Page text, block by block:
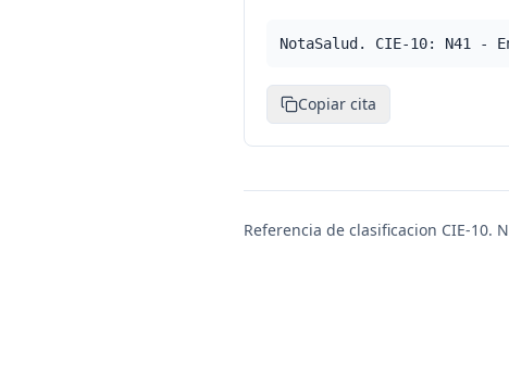
NotaSalud. CIE-10: N41 -
Copiar cita
Referencia de clasificacion CIE-